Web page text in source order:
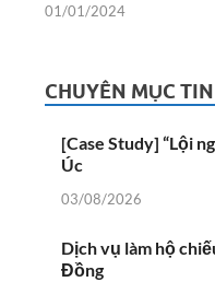
01/01/2024
CHUYÊN MỤC
[Case Study] “Lội
Úc
03/08/2026
Dịch vụ làm hộ
Đồng